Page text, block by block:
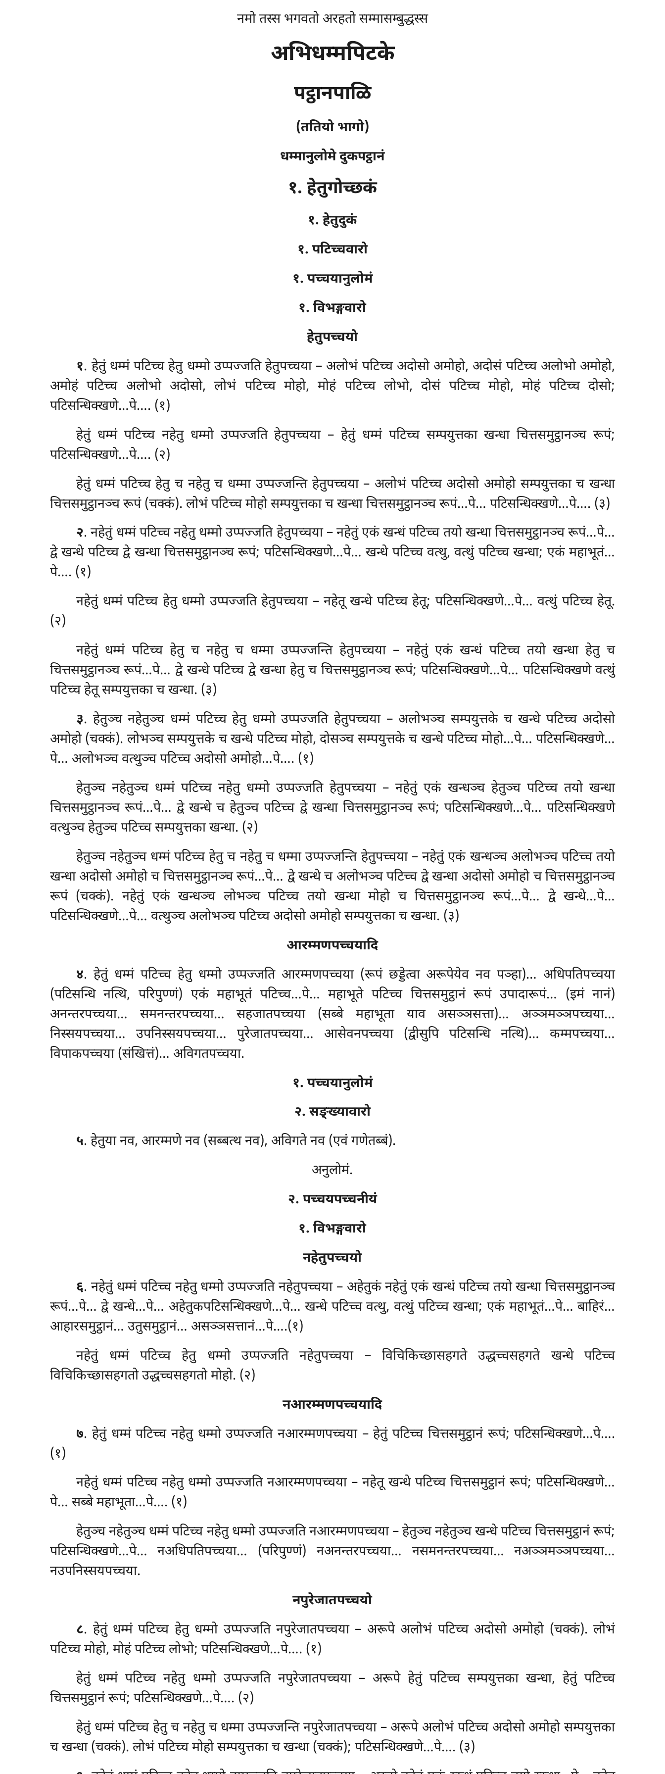
नमो तस्स भगवतो अरहतो सम्मासम्बुद्धस्स
अभिधम्मपिटके
पट्ठानपाळि
(ततियो भागो)
धम्मानुलोमे दुकपट्ठानं
१. हेतुगोच्छकं
१. हेतुदुकं
१. पटिच्चवारो
१. पच्चयानुलोमं
१. विभङ्गवारो
हेतुपच्चयो
१. हेतुं धम्मं पटिच्च हेतु धम्मो उप्पज्जति हेतुपच्चया – अलोभं पटिच्च अदोसो अमोहो, अदोसं पटिच्च अलोभो अमोहो,
अमोहं पटिच्च अलोभो अदोसो, लोभं पटिच्च मोहो, मोहं पटिच्च लोभो, दोसं पटिच्च मोहो, मोहं पटिच्च दोसो;
पटिसन्धिक्खणे…पे…. (१)
हेतुं धम्मं पटिच्च नहेतु धम्मो उप्पज्जति हेतुपच्चया – हेतुं धम्मं पटिच्च सम्पयुत्तका खन्धा चित्तसमुट्ठानञ्च रूपं;
पटिसन्धिक्खणे…पे…. (२)
हेतुं धम्मं पटिच्च हेतु च नहेतु च धम्मा उप्पज्जन्ति हेतुपच्चया – अलोभं पटिच्च अदोसो अमोहो सम्पयुत्तका च खन्धा
चित्तसमुट्ठानञ्च रूपं (चक्कं). लोभं पटिच्च मोहो सम्पयुत्तका च खन्धा चित्तसमुट्ठानञ्च रूपं…पे… पटिसन्धिक्खणे…पे…. (३)
२. नहेतुं धम्मंपटिच्च नहेतु धम्मो उप्पज्जति हेतुपच्चया – नहेतुं एकं खन्धं पटिच्च तयो खन्धा चित्तसमुट्ठानञ्च रूपं…पे…
द्वे खन्धे पटिच्च द्वे खन्धा चित्तसमुट्ठानञ्च रूपं; पटिसन्धिक्खणे…पे… खन्धे पटिच्च वत्थु, वत्थुं पटिच्च खन्धा; एकं महाभूतं…
पे…. (१)
नहेतुं धम्मं पटिच्च हेतु धम्मो उप्पज्जति हेतुपच्चया – नहेतू खन्धे पटिच्च हेतू; पटिसन्धिक्खणे…पे… वत्थुं पटिच्च हेतू.
(२)
नहेतुं धम्मं पटिच्च हेतु च नहेतु च धम्मा उप्पज्जन्ति हेतुपच्चया – नहेतुं एकं खन्धं पटिच्च तयो खन्धा हेतु च
चित्तसमुट्ठानञ्च रूपं…पे… द्वे खन्धे पटिच्च द्वे खन्धा हेतु च चित्तसमुट्ठानञ्च रूपं; पटिसन्धिक्खणे…पे… पटिसन्धिक्खणे वत्थुं
पटिच्च हेतू सम्पयुत्तका च खन्धा. (३)
३. हेतुञ्च नहेतुञ्च धम्मं पटिच्च हेतु धम्मो उप्पज्जति हेतुपच्चया – अलोभञ्च सम्पयुत्तके च खन्धे पटिच्च अदोसो
अमोहो (चक्कं). लोभञ्च सम्पयुत्तके च खन्धे पटिच्च मोहो, दोसञ्च सम्पयुत्तके च खन्धे पटिच्च मोहो…पे… पटिसन्धिक्खणे…
पे… अलोभञ्च वत्थुञ्च पटिच्च अदोसो अमोहो…पे…. (१)
हेतुञ्चनहेतुञ्च धम्मं पटिच्च नहेतु धम्मो उप्पज्जति हेतुपच्चया – नहेतुं एकं खन्धञ्च हेतुञ्च पटिच्च तयो खन्धा
चित्तसमुट्ठानञ्च रूपं…पे… द्वे खन्धे च हेतुञ्च पटिच्च द्वे खन्धा चित्तसमुट्ठानञ्च रूपं; पटिसन्धिक्खणे…पे… पटिसन्धिक्खणे
वत्थुञ्च हेतुञ्च पटिच्च सम्पयुत्तका खन्धा. (२)
हेतुञ्च नहेतुञ्च धम्मं पटिच्च हेतु च नहेतु च धम्मा उप्पज्जन्ति हेतुपच्चया – नहेतुं एकं खन्धञ्च अलोभञ्च पटिच्च तयो
खन्धा अदोसो अमोहो च चित्तसमुट्ठानञ्च रूपं…पे… द्वे खन्धे च अलोभञ्च पटिच्च द्वे खन्धा अदोसो अमोहो च चित्तसमुट्ठानञ्च
रूपं (चक्कं). नहेतुं एकं खन्धञ्च लोभञ्च पटिच्च तयो खन्धा मोहो च चित्तसमुट्ठानञ्च रूपं…पे… द्वे खन्धे…पे…
पटिसन्धिक्खणे…पे… वत्थुञ्च अलोभञ्च पटिच्च अदोसो अमोहो सम्पयुत्तका च खन्धा. (३)
आरम्मणपच्चयादि
४. हेतुं धम्मं पटिच्च हेतु धम्मो उप्पज्जति आरम्मणपच्चया (रूपं छड्डेत्वा अरूपेयेव नव पञ्हा)… अधिपतिपच्चया
(पटिसन्धि नत्थि, परिपुण्णं) एकं महाभूतं पटिच्च…पे… महाभूते पटिच्च चित्तसमुट्ठानं रूपं उपादारूपं… (इमं नानं)
अनन्तरपच्चया… समनन्तरपच्चया… सहजातपच्चया (सब्बे महाभूता याव असञ्ञसत्ता)… अञ्ञमञ्ञपच्चया…
निस्सयपच्चया… उपनिस्सयपच्चया… पुरेजातपच्चया… आसेवनपच्चया (द्वीसुपि पटिसन्धि नत्थि)… कम्मपच्चया…
विपाकपच्चया (संखित्तं)… अविगतपच्चया.
१. पच्चयानुलोमं
२. सङ्ख्यावारो
५. हेतुया नव, आरम्मणे नव (सब्बत्थ नव), अविगते नव (एवं गणेतब्बं).
अनुलोमं.
२. पच्चयपच्चनीयं
१. विभङ्गवारो
नहेतुपच्चयो
६. नहेतुं धम्मं पटिच्च नहेतु धम्मो उप्पज्जति नहेतुपच्चया – अहेतुकं नहेतुं एकं खन्धं पटिच्च तयो खन्धा चित्तसमुट्ठानञ्च
रूपं…पे… द्वे खन्धे…पे… अहेतुकपटिसन्धिक्खणे…पे… खन्धे पटिच्च वत्थु, वत्थुं पटिच्च खन्धा; एकं महाभूतं…पे… बाहिरं…
आहारसमुट्ठानं… उतुसमुट्ठानं… असञ्ञसत्तानं…पे….(१)
नहेतुं धम्मं पटिच्च हेतु धम्मो उप्पज्जति नहेतुपच्चया – विचिकिच्छासहगते उद्धच्चसहगते खन्धे पटिच्च
विचिकिच्छासहगतो उद्धच्चसहगतो मोहो. (२)
नआरम्मणपच्चयादि
७. हेतुं धम्मं पटिच्च नहेतु धम्मो उप्पज्जति नआरम्मणपच्चया – हेतुं पटिच्च चित्तसमुट्ठानं रूपं; पटिसन्धिक्खणे…पे….
(१)
नहेतुं धम्मं पटिच्च नहेतु धम्मो उप्पज्जति नआरम्मणपच्चया – नहेतू खन्धे पटिच्च चित्तसमुट्ठानं रूपं; पटिसन्धिक्खणे…
पे… सब्बे महाभूता…पे…. (१)
हेतुञ्च नहेतुञ्च धम्मं पटिच्च नहेतु धम्मो उप्पज्जति नआरम्मणपच्चया – हेतुञ्च नहेतुञ्च खन्धे पटिच्च चित्तसमुट्ठानं रूपं;
पटिसन्धिक्खणे…पे… नअधिपतिपच्चया… (परिपुण्णं) नअनन्तरपच्चया… नसमनन्तरपच्चया… नअञ्ञमञ्ञपच्चया…
नउपनिस्सयपच्चया.
नपुरेजातपच्चयो
८. हेतुं धम्मं पटिच्च हेतु धम्मो उप्पज्जति नपुरेजातपच्चया – अरूपे अलोभं पटिच्च अदोसो अमोहो (चक्कं). लोभं
पटिच्च मोहो, मोहं पटिच्च लोभो; पटिसन्धिक्खणे…पे…. (१)
हेतुं धम्मं पटिच्च नहेतु धम्मो उप्पज्जति नपुरेजातपच्चया – अरूपे हेतुं पटिच्च सम्पयुत्तका खन्धा, हेतुं पटिच्च
चित्तसमुट्ठानंरूपं; पटिसन्धिक्खणे…पे…. (२)
हेतुं धम्मं पटिच्च हेतु च नहेतु च धम्मा उप्पज्जन्ति नपुरेजातपच्चया – अरूपे अलोभं पटिच्च अदोसो अमोहो सम्पयुत्तका
च खन्धा (चक्कं). लोभं पटिच्च मोहो सम्पयुत्तका च खन्धा (चक्कं); पटिसन्धिक्खणे…पे…. (३)